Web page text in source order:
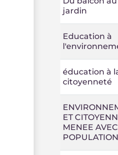
jardin
Education à
éducation à
citoyenneté
ET
MENEE